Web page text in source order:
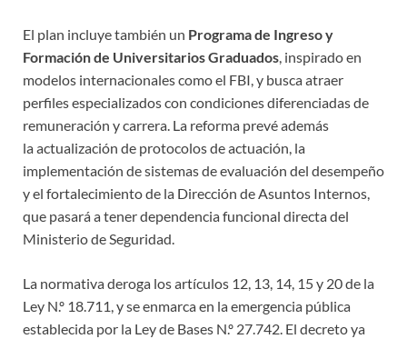
El plan incluye también un Programa de Ingreso y
Formación de Universitarios Graduados, inspirado en
modelos internacionales como el FBI, y busca atraer
perfiles especializados con condiciones diferenciadas de
remuneración y carrera. La reforma prevé además
la actualización de protocolos de actuación, la
implementación de sistemas de evaluación del desempeño
y el fortalecimiento de la Dirección de Asuntos Internos,
que pasará a tener dependencia funcional directa del
Ministerio de Seguridad.
La normativa deroga los artículos 12, 13, 14, 15 y 20 de la
Ley N.º 18.711, y se enmarca en la emergencia pública
establecida por la Ley de Bases N.º 27.742. El decreto ya